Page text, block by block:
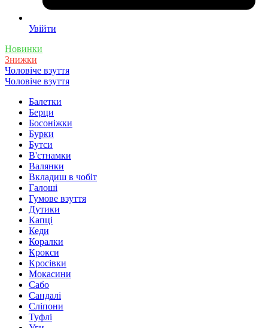
Увійти
Новинки
Знижки
Чоловіче взуття
Чоловіче взуття
Балетки
Берци
Босоніжки
Бурки
Бутси
В'єтнамки
Валянки
Вкладиш в чобіт
Галоші
Гумове взуття
Дутики
Капці
Кеди
Коралки
Крокси
Кросівки
Мокасини
Сабо
Сандалі
Сліпони
Туфлі